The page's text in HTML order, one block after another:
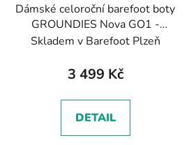
Dámské celoroční barefoot boty
GROUNDIES Nova GO1 -
Beige/Sage Green,
Skladem v Barefoot Plzeň
3 499 Kč
DETAIL